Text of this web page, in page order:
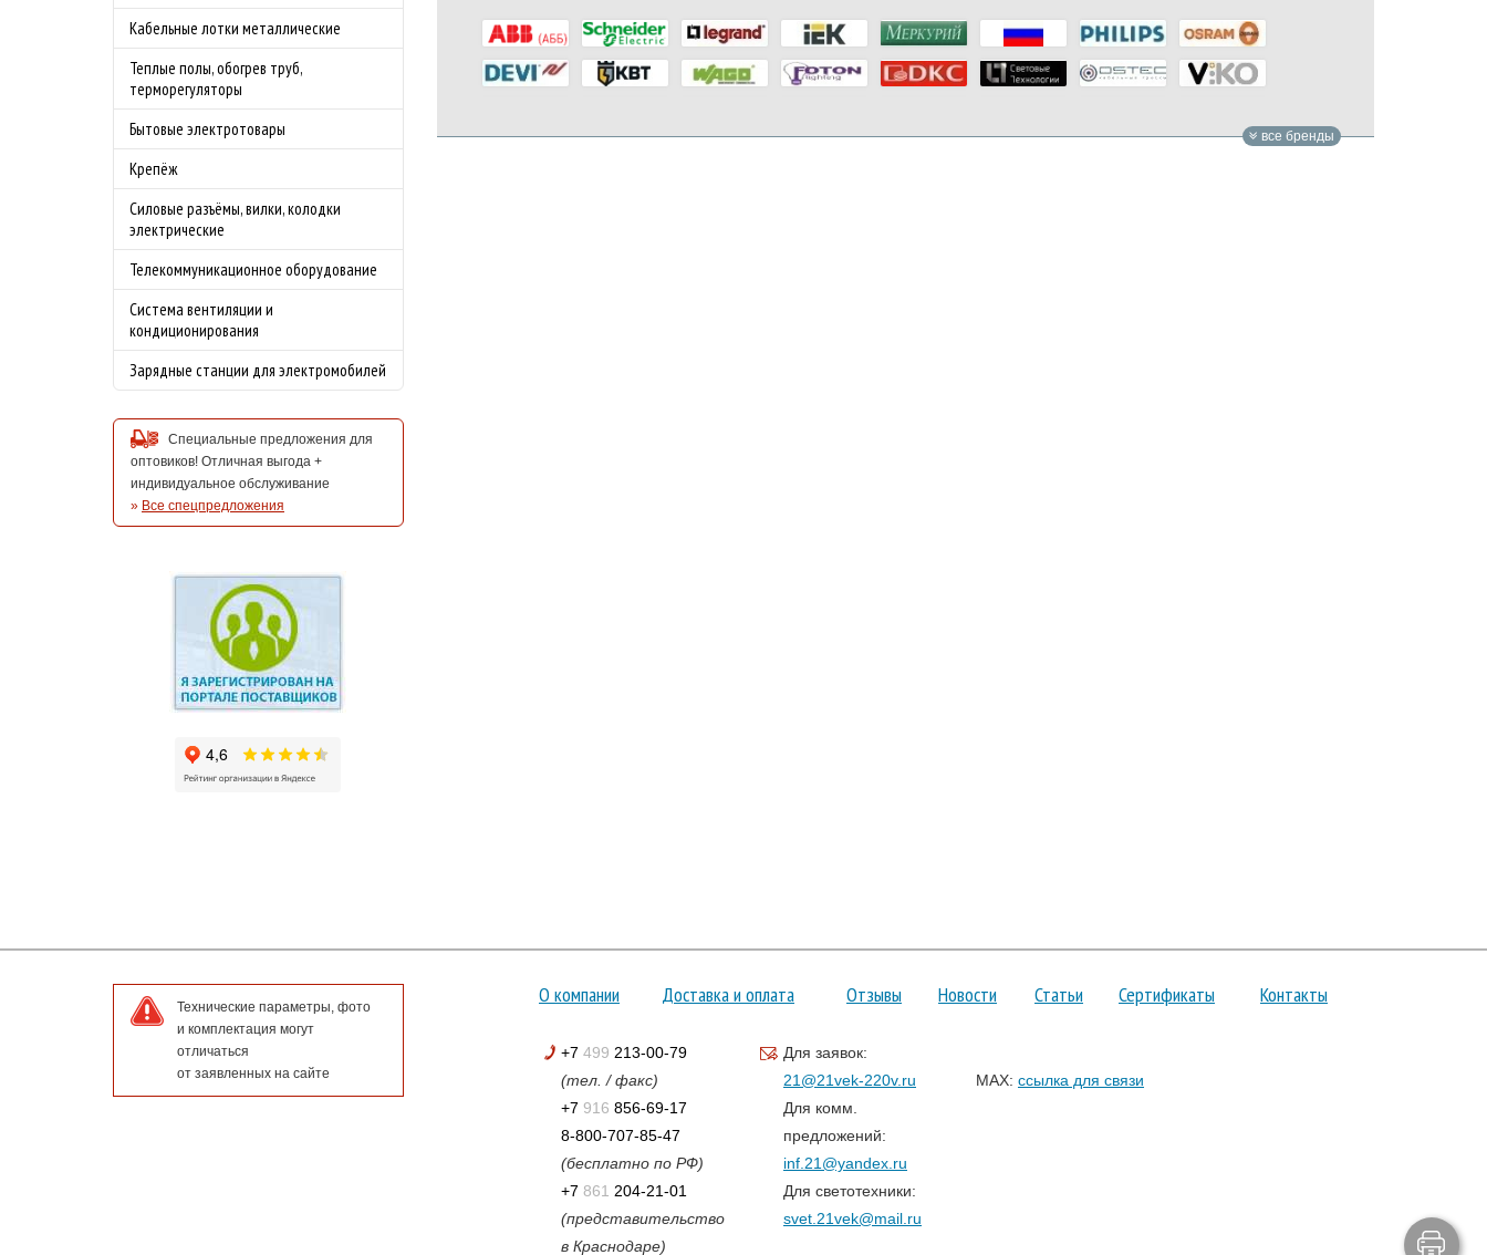
Кабельные лотки металлические
Теплые полы, обогрев труб,
терморегуляторы
Бытовые электротовары
Крепёж
Силовые разъёмы, вилки, колодки
электрические
Телекоммуникационное оборудование
Система вентиляции и
кондиционирования
Зарядные станции для электромобилей
Специальные предложения для
оптовиков! Отличная выгода +
индивидуальное обслуживание
» Все спецпредложения
все бренды
Технические параметры, фото
и комплектация могут
отличаться
от заявленных на сайте
О компании Доставка и оплата Отзывы Новости Статьи Сертификаты Контакты
+7 499 213-00-79
(тел. / факс)
+7 916 856-69-17
8-800-707-85-47
(бесплатно по РФ)
+7 861 204-21-01
(представительство
в Краснодаре)
Для заявок:
21@21vek-220v.ru
Для комм.
предложений:
inf.21@yandex.ru
Для светотехники:
svet.21vek@mail.ru
MAX: ссылка для связи